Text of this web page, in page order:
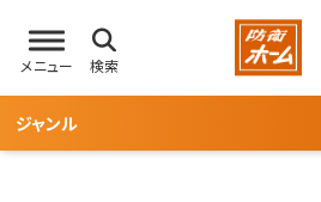
メニュー 検索
ジャンル